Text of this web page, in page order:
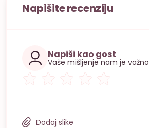
Napišite recenziju
Napiši kao gost
Vaše mišljenje nam je važno
Dodaj slike